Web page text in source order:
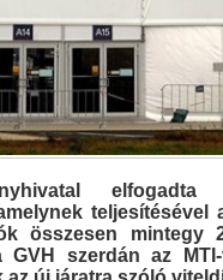
összesen mintegy
GVH szerdán az